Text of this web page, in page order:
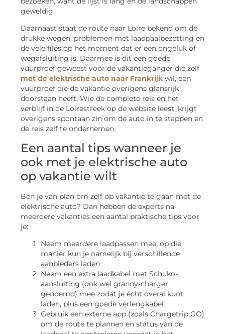
geweldig.
Daarnaast staat de route naar Loire bekend om de
drukke wegen, problemen met laadpaalbezetting en
de vele files op het moment dat er een ongeluk of
wegafsluiting is. Daarmee is dit een goede
vuurproef geweest voor de vakantieganger die zelf
met de elektrische auto naar Frankrijk wil, een
vuurproef die de vakantie overigens glansrijk
doorstaan heeft. Wie de complete reis en het
verblijf in de Loirestreek op de website leest, krijgt
overigens spontaan zin om de auto in te stappen en
de reis zelf te ondernemen.
Een aantal tips wanneer je
ook met je elektrische auto
op vakantie wilt
Ben je van plan om zelf op vakantie te gaan met de
elektrische auto? Dan hebben de experts na
meerdere vakanties een aantal praktische tips voor
je:
Neem meerdere laadpassen mee; op die
manier kun je namelijk bij verschillende
aanbieders laden
Neem een extra laadkabel met Schuko-
aansluiting (ook wel granny-charger
genoemd) mee zodat je écht overal kunt
laden, plus een goede verlengkabel
Gebruik een externe app (zoals Chargetrip GO)
om de route te plannen en status van de